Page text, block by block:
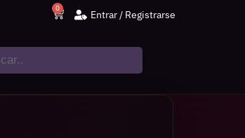
0
Entrar / Registrarse